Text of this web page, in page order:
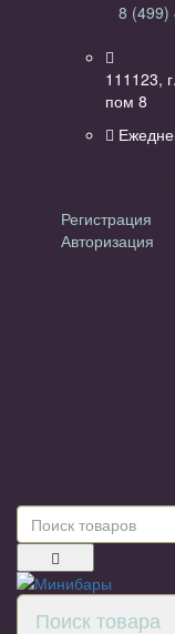
8 (499)
111123,
пом 8
Регистрация
Авторизация